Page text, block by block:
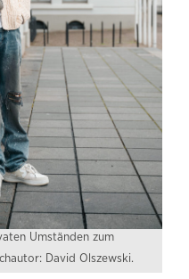
Umständen zum
David Olszewski.